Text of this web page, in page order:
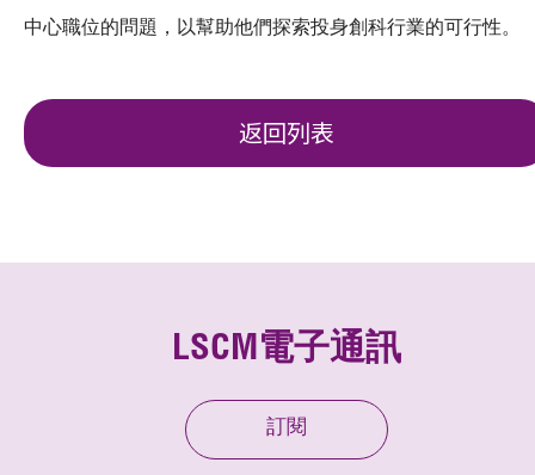
中心職位的問題，以幫助他們探索投身創科行業的可行性。
返回列表
LSCM電子通訊
訂閱